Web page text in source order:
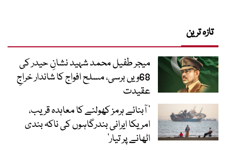
تازہ ترین
میجر طفیل محمد شہید نشانِ حیدر کی
68ویں برسی، مسلح افواج کا شاندار خراجِ
عقیدت
’ آبنائے ہرمز کھولنے کا معاہدہ قریب،
امریکا ایرانی بندرگاہوں کی ناکہ بندی
اٹھانے پر تیار‘